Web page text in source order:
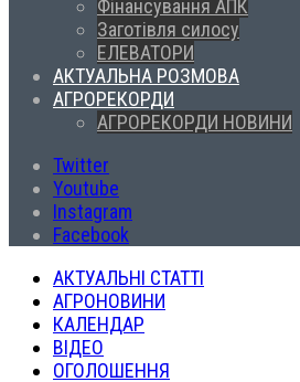
Фінансування АПК
Заготівля силосу
ЕЛЕВАТОРИ
АКТУАЛЬНА РОЗМОВА
АГРОРЕКОРДИ
АГРОРЕКОРДИ НОВИНИ
Twitter
Youtube
Instagram
Facebook
АКТУАЛЬНІ СТАТТІ
АГРОНОВИНИ
КАЛЕНДАР
ВІДЕО
ОГОЛОШЕННЯ